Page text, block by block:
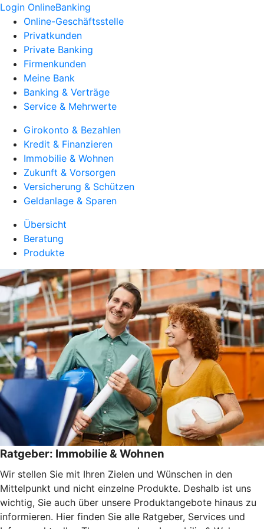
Login OnlineBanking
Online-Geschäftsstelle
Privatkunden
Private Banking
Firmenkunden
Meine Bank
Banking & Verträge
Service & Mehrwerte
Girokonto & Bezahlen
Kredit & Finanzieren
Immobilie & Wohnen
Zukunft & Vorsorgen
Versicherung & Schützen
Geldanlage & Sparen
Übersicht
Beratung
Produkte
Ratgeber: Immobilie & Wohnen
Wir stellen Sie mit Ihren Zielen und Wünschen in den
Mittelpunkt und nicht einzelne Produkte. Deshalb ist uns
wichtig, Sie auch über unsere Produktangebote hinaus zu
informieren. Hier finden Sie alle Ratgeber, Services und